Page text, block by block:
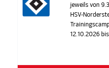
jeweils von
HSV-
12.10.2026